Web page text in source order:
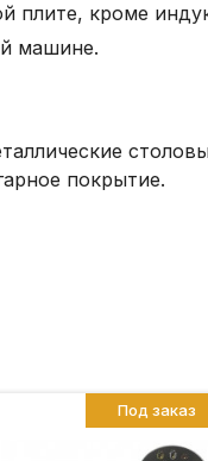
плите, кроме
машине.
покрытие.
Под заказ